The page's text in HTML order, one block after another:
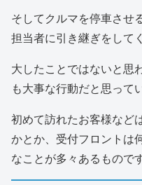
そしてクルマを停車させ
担当者に引き継ぎをして
大したことではないと思
も大事な行動だと思って
初めて訪れたお客様など
かとか、受付フロント
なことが多々あるもので